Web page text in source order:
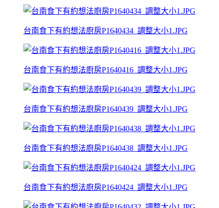
台南食下有約想法廚房P1640434_調整大小1.JPG
台南食下有約想法廚房P1640416_調整大小1.JPG
台南食下有約想法廚房P1640439_調整大小1.JPG
台南食下有約想法廚房P1640438_調整大小1.JPG
台南食下有約想法廚房P1640424_調整大小1.JPG